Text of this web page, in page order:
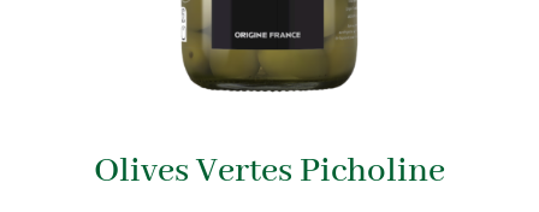
Olives Vertes Picholine